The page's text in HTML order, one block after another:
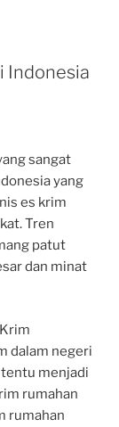
Indonesia
sangat
yang
es krim
Tren
patut
dan minat
dalam negeri
menjadi
rumahan
rumahan